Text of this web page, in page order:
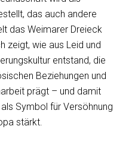
das auch andere
das Weimarer Dreieck
zeigt, wie aus Leid und
entstand, die
Beziehungen und
prägt – und damit
Symbol für Versöhnung
stärkt.